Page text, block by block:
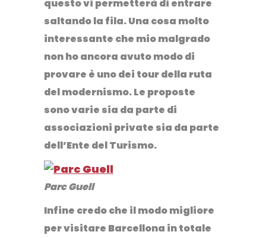
questo vi permetterà di entrare
saltando la fila. Una cosa molto
interessante che mio malgrado
non ho ancora avuto modo di
provare è uno dei tour della ruta
del modernismo. Le proposte
sono varie sia da parte di
associazioni private sia da parte
dell’Ente del Turismo.
Parc Guell
Infine credo che il modo migliore
per visitare Barcellona in totale